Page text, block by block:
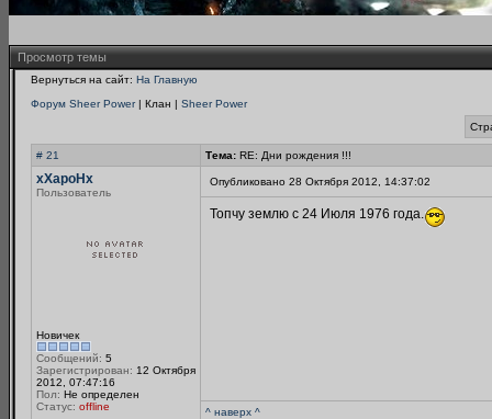
Просмотр темы
Вернуться на сайт: На Главную
Форум Sheer Power| Клан | Sheer Power
# 21 Тема: RE: Дни рождения !!!
xXapoHx
Пользователь
Новичек
Сообщений: 5
Зарегистрирован: 12 Октября
2012, 07:47:16
Пол: Не определен
Статус: offline
Опубликовано 28 Октября 2012, 14:37:02
Топчу землю с 24 Июля 1976 года.
^ наверх ^